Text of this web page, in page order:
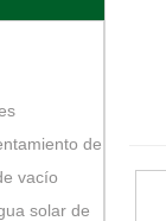
de
vacío
solar de